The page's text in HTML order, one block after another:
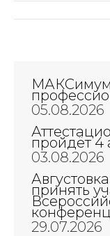
МАКСимум
05.08.2026
пройдёт 4
03.08.2026
принять
29.07.2026